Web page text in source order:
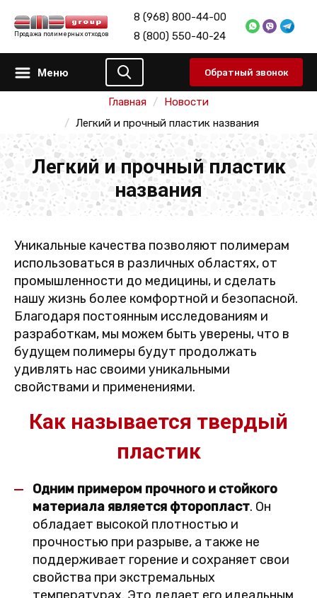
Продажа полимерных отходов
8 (968) 800-44-00
8 (800) 550-40-24
Меню Обратный звонок
Главная
Новости
Легкий и прочный пластик названия
Легкий и прочный пластик
названия
Уникальные качества позволяют полимерам
использоваться в различных областях, от
промышленности до медицины, и сделать
нашу жизнь более комфортной и безопасной.
Благодаря постоянным исследованиям и
разработкам, мы можем быть уверены, что в
будущем полимеры будут продолжать
удивлять нас своими уникальными
свойствами и применениями.
Как называется твердый
пластик
Одним примером прочного и стойкого
материала является фторопласт. Он
обладает высокой плотностью и
прочностью при разрыве, а также не
поддерживает горение и сохраняет свои
свойства при экстремальных